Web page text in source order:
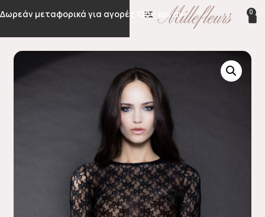
Δωρεάν μεταφορικά για αγορές 100€ και άνω 0